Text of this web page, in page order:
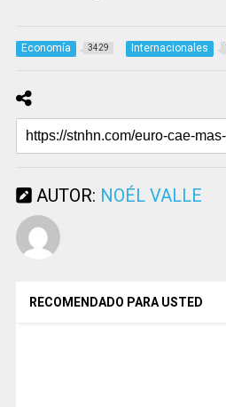
Economía 3429 Internacionales
AUTOR: NOÉL VALLE
RECOMENDADO PARA USTED